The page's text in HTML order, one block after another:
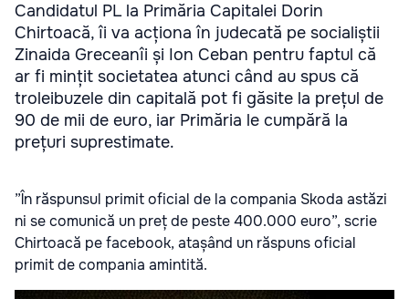
Candidatul PL la Primăria Capitalei Dorin
Chirtoacă, îi va acționa în judecată pe socialiștii
Zinaida Greceanîi și Ion Ceban pentru faptul că
ar fi mințit societatea atunci când au spus că
troleibuzele din capitală pot fi găsite la prețul de
90 de mii de euro, iar Primăria le cumpără la
prețuri suprestimate.
”În răspunsul primit oficial de la compania Skoda astăzi
ni se comunică un preț de peste 400.000 euro”, scrie
Chirtoacă pe facebook, atașând un răspuns oficial
primit de compania amintită.